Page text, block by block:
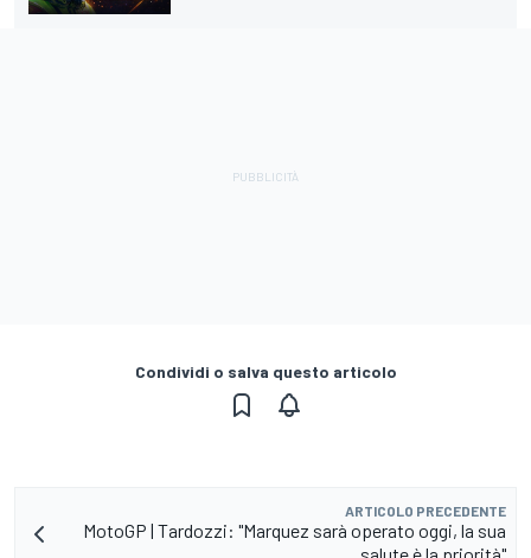
Condividi o salva questo articolo
ARTICOLO PRECEDENTE
MotoGP | Tardozzi: "Marquez sarà operato oggi, la sua